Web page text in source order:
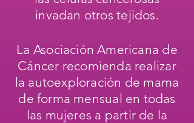
invadan otros tejidos.
La Asociación Americana de
Cáncer recomienda realizar
la autoexploración de mama
de forma mensual en todas
las mujeres a partir de la